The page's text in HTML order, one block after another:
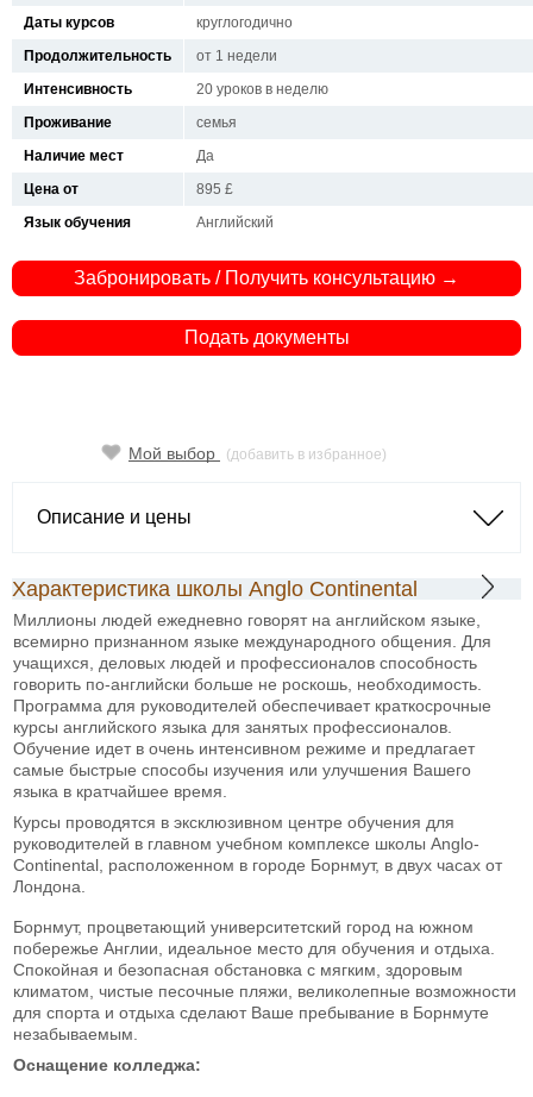
Даты курсов
круглогодично
Продолжительность
от 1 недели
Интенсивность
20 уроков в неделю
Проживание
семья
Наличие мест
Да
Цена от
895 £
Язык обучения
Английский
Забронировать / Получить консультацию →
Подать документы
Мой выбор (добавить в избранное)
Описание и цены
Характеристика школы Anglo Continental
Миллионы людей ежедневно говорят на английском языке,
всемирно признанном языке международного общения. Для
учащихся, деловых людей и профессионалов способность
говорить по-английски больше не роскошь, необходимость.
Программа для руководителей обеспечивает краткосрочные
курсы английского языка для занятых профессионалов.
Обучение идет в очень интенсивном режиме и предлагает
самые быстрые способы изучения или улучшения Вашего
языка в кратчайшее время.
Курсы проводятся в эксклюзивном центре обучения для
руководителей в главном учебном комплексе школы Anglo-
Continental, расположенном в городе Борнмут, в двух часах от
Лондона.
Борнмут, процветающий университетский город на южном
побережье Англии, идеальное место для обучения и отдыха.
Спокойная и безопасная обстановка с мягким, здоровым
климатом, чистые песочные пляжи, великолепные возможности
для спорта и отдыха сделают Ваше пребывание в Борнмуте
незабываемым.
Оснащение колледжа: